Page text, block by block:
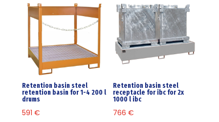
Retention basin steel
retention basin for 1-4 200 l
drums
591 €
Retention basin steel
receptacle for ibc for 2x
1000 l ibc
766€